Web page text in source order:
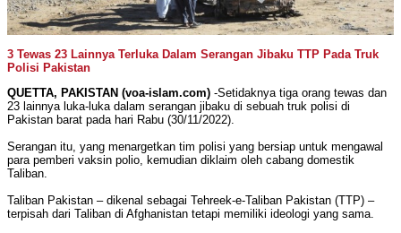
3 Tewas 23 Lainnya Terluka Dalam Serangan Jibaku TTP Pada Truk
Polisi Pakistan
QUETTA, PAKISTAN (voa-islam.com) -Setidaknya tiga orang tewas dan
23 lainnya luka-luka dalam serangan jibaku di sebuah truk polisi di
Pakistan barat pada hari Rabu (30/11/2022).
Serangan itu, yang menargetkan tim polisi yang bersiap untuk mengawal
para pemberi vaksin polio, kemudian diklaim oleh cabang domestik
Taliban.
Taliban Pakistan – dikenal sebagai Tehreek-e-Taliban Pakistan (TTP) –
terpisah dari Taliban di Afghanistan tetapi memiliki ideologi yang sama.